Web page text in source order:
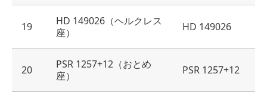
19
HD 149026（ヘルクレス
座）
HD 149026
20
PSR 1257+12（おとめ
座）
PSR 1257+12